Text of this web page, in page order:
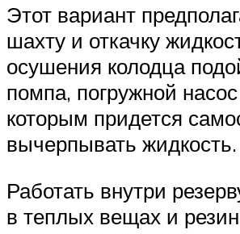
Этот вариант
шахту и откачку
осушения колодца
помпа, погружной
которым придется
вычерпывать жидкость.
Работать внутри
в теплых вещах и